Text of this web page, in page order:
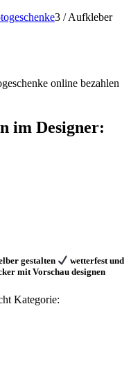
3 / Aufkleber
im Designer:
gestalten
wetterfest und
mit Vorschau designen
Kategorie: